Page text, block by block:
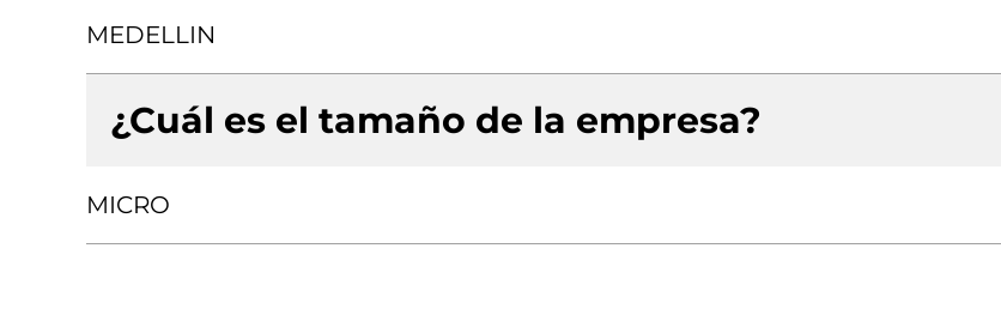
MEDELLIN
¿Cuál es el tamaño de la empresa?
MICRO